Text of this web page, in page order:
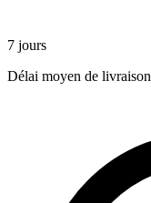
7 jours
Délai moyen de livraison